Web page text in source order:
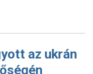
az ukrán